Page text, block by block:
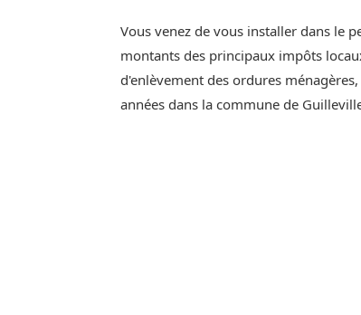
Vous venez de vous installer dans le
montants des principaux impôts
d'enlèvement des ordures
années dans la commune de